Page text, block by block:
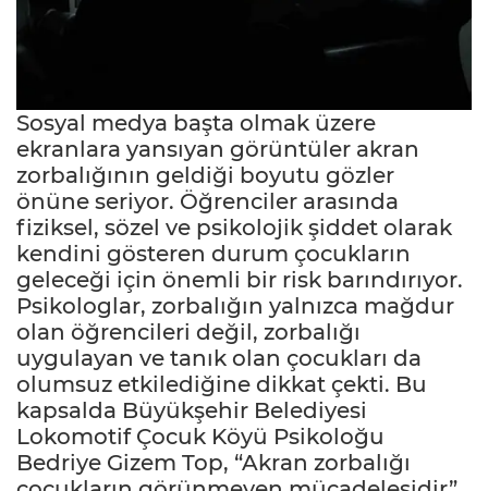
Sosyal medya başta olmak üzere
ekranlara yansıyan görüntüler akran
zorbalığının geldiği boyutu gözler
önüne seriyor. Öğrenciler arasında
fiziksel, sözel ve psikolojik şiddet olarak
kendini gösteren durum çocukların
geleceği için önemli bir risk barındırıyor.
Psikologlar, zorbalığın yalnızca mağdur
olan öğrencileri değil, zorbalığı
uygulayan ve tanık olan çocukları da
olumsuz etkilediğine dikkat çekti. Bu
kapsalda Büyükşehir Belediyesi
Lokomotif Çocuk Köyü Psikoloğu
Bedriye Gizem Top, “Akran zorbalığı